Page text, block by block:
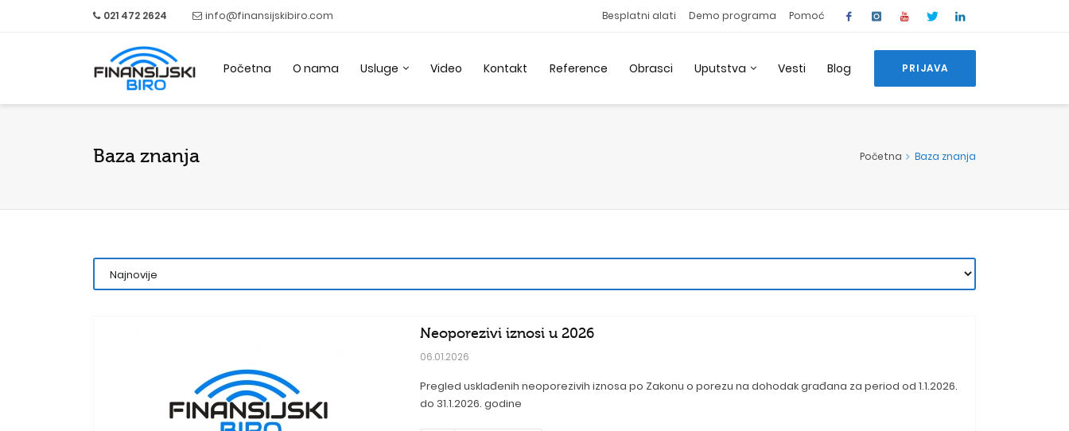
021 472 2624 info@finansijskibiro.com Besplatni alati Demo programa Pomoć
Početna O nama Usluge Video Kontakt Reference Obrasci Uputstva Vesti Blog PRIJAVA
Baza znanja Početna Baza znanja
Neoporezivi iznosi u 2026
06.01.2026
Pregled usklađenih neoporezivih iznosa po Zakonu o porezu na dohodak građana za period od 1.1.2026.
do 31.1.2026. godine